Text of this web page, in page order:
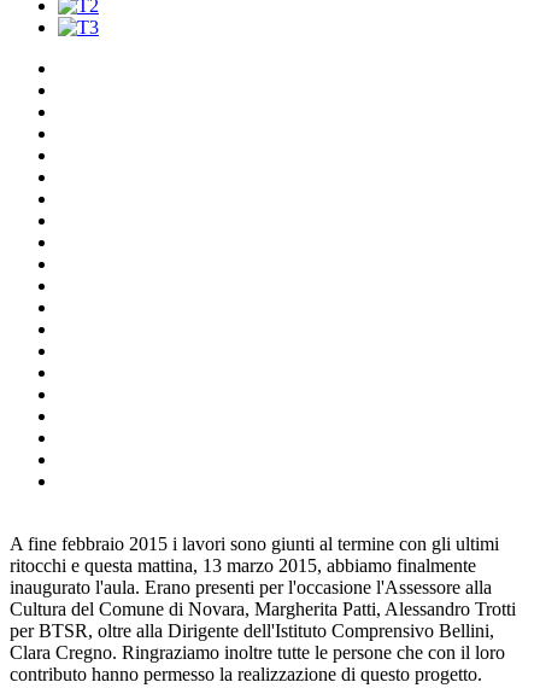
A fine febbraio 2015 i lavori sono giunti al termine con gli ultimi
ritocchi e questa mattina, 13 marzo 2015, abbiamo finalmente
inaugurato l'aula. Erano presenti per l'occasione l'Assessore alla
Cultura del Comune di Novara, Margherita Patti, Alessandro Trotti
per BTSR, oltre alla Dirigente dell'Istituto Comprensivo Bellini,
Clara Cregno. Ringraziamo inoltre tutte le persone che con il loro
contributo hanno permesso la realizzazione di questo progetto.